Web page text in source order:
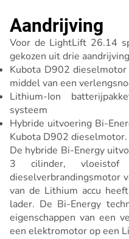
Aandrijving
Voor de LightLift 26.14
gekozen uit drie
Kubota D902
middel van een
Lithium-Ion
systeem
Hybride uitvoering Bi-
Kubota D902 dieselmotor.
De hybride Bi-Energy
3 cilinder, vloeistof
dieselverbrandingsmotor
van de Lithium accu
lader. De Bi-Energy
eigenschappen van een
een elektromotor op een